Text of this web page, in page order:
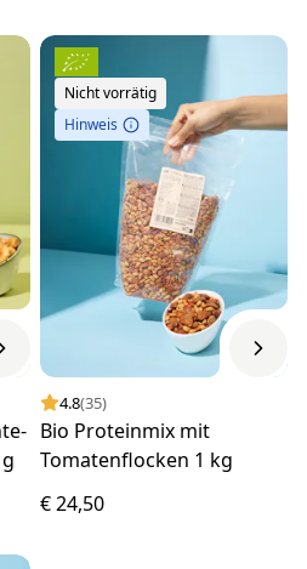
Nicht vorrätig
Hinweis
4.8(35)
Bio Proteinmix mit
Tomatenflocken 1 kg
€ 24,50